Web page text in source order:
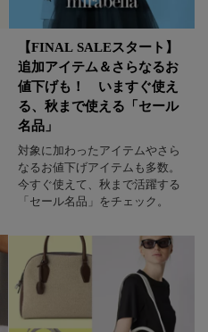
【FINAL SALEスタート】
追加アイテム＆さらなるお
値下げも！ いますぐ使え
る、秋まで使える「セール
名品」
対象に加わったアイテムやさら
なるお値下げアイテムも多数。
今すぐ使えて、秋まで活躍する
「セール名品」をチェック。